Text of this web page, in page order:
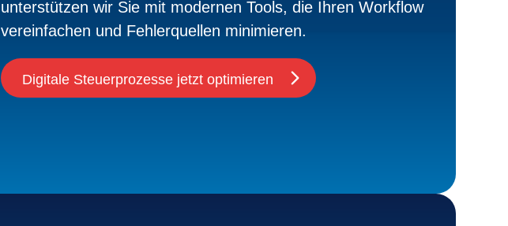
unterstützen wir Sie mit modernen Tools, die Ihren Workflow
vereinfachen und Fehlerquellen minimieren.
Digitale Steuerprozesse jetzt optimieren